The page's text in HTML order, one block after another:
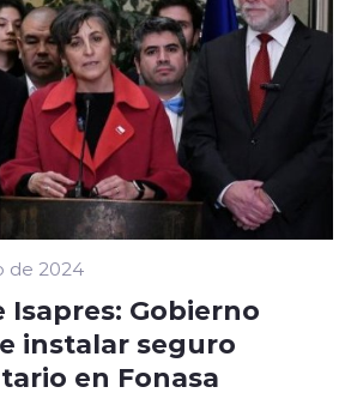
de 2024
Isapres: Gobierno
instalar seguro
en Fonasa